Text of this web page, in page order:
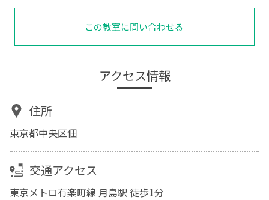
この教室に問い合わせる
アクセス情報
住所
東京都中央区佃
交通アクセス
東京メトロ有楽町線 月島駅 徒歩1分